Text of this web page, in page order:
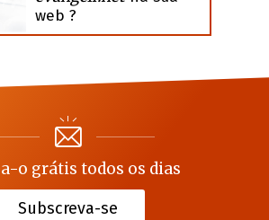
web ?
o grátis todos os dias
Subscreva-se